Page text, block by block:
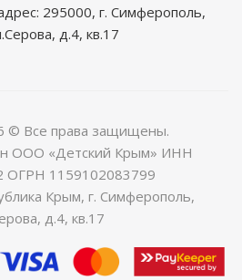
295000, г. Симферополь,
д.4, кв.17
© Все права защищены.
ООО «Детский Крым» ИНН
ОГРН 1159102083799
Крым, г. Симферополь,
д.4, кв.17